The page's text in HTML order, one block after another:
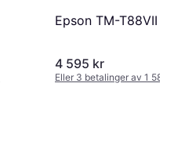
Epson TM-T88VII
4 595 kr
Eller 3 betalinger av 1 583 kr